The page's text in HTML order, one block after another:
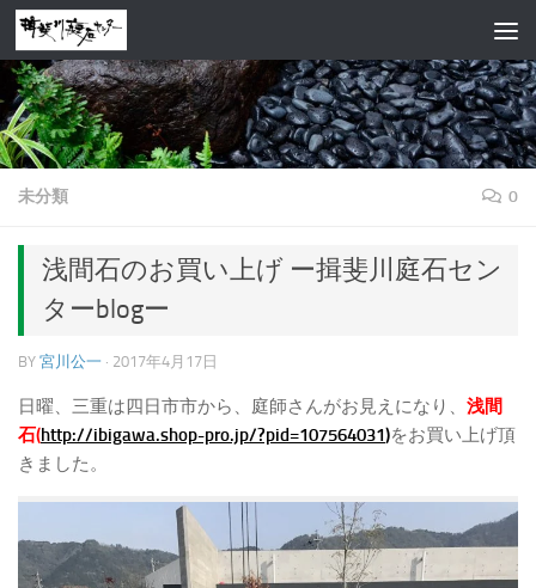
コンテンツへスキップ
未分類 0
浅間石のお買い上げ ー揖斐川庭石セン
ターblogー
BY 宮川公一 · 2017年4月17日
日曜、三重は四日市市から、庭師さんがお見えになり、 浅間
石(http://ibigawa.shop-pro.jp/?pid=107564031)をお買い上げ頂
きました。